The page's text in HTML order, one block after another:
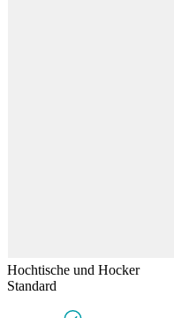
Hochtische und Hocker
Standard